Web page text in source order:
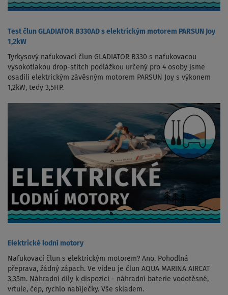
Test člun GLADIATOR B330AD s elektrickým motorem PARSUN Joy
1,2kW
Tyrkysový nafukovací člun GLADIATOR B330 s nafukovacou
vysokotlakou drop-stitch podlážkou určený pro 4 osoby jsme
osadili elektrickým závěsným motorem PARSUN Joy s výkonem
1,2kW, tedy 3,5HP.
Elektrické lodní motory
Nafukovací člun s elektrickým motorem? Ano. Pohodlná
přeprava, žádný zápach. Ve videu je člun AQUA MARINA AIRCAT
3,35m. Náhradní díly k dispozici - náhradní baterie vodotěsné,
vrtule, čep, rychlo nabíječky. Vše skladem.